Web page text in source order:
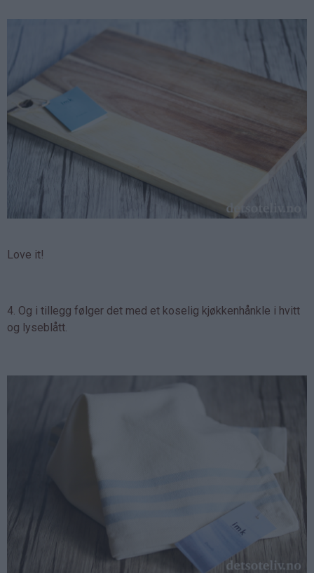
Love it!
4. Og i tillegg følger det med et koselig kjøkkenhånkle i hvitt
og lyseblått.